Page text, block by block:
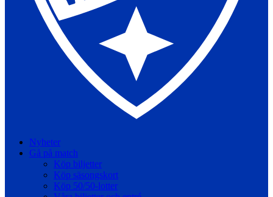
Nyheter
Gå på match
Köp biljetter
Köp säsongskort
Köp 50/50-lotter